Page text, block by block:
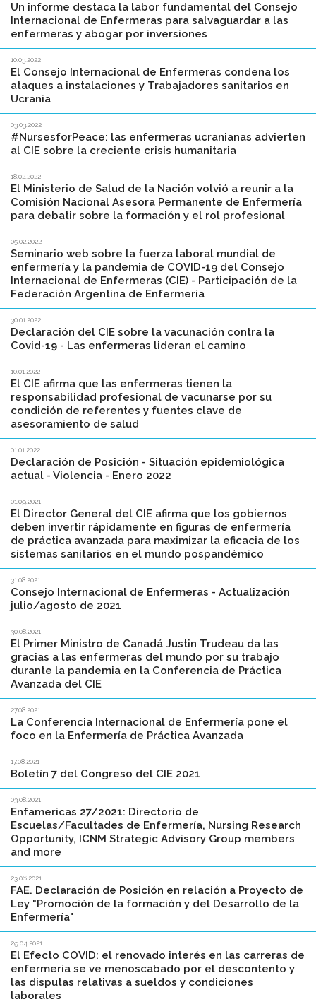
Un informe destaca la labor fundamental del Consejo
Internacional de Enfermeras para salvaguardar a las
enfermeras y abogar por inversiones
10.03.2022
El Consejo Internacional de Enfermeras condena los
ataques a instalaciones y Trabajadores sanitarios en
Ucrania
03.03.2022
#NursesforPeace: las enfermeras ucranianas advierten
al CIE sobre la creciente crisis humanitaria
18.02.2022
El Ministerio de Salud de la Nación volvió a reunir a la
Comisión Nacional Asesora Permanente de Enfermería
para debatir sobre la formación y el rol profesional
05.02.2022
Seminario web sobre la fuerza laboral mundial de
enfermería y la pandemia de COVID-19 del Consejo
Internacional de Enfermeras (CIE) - Participación de la
Federación Argentina de Enfermería
30.01.2022
Declaración del CIE sobre la vacunación contra la
Covid-19 - Las enfermeras lideran el camino
10.01.2022
El CIE afirma que las enfermeras tienen la
responsabilidad profesional de vacunarse por su
condición de referentes y fuentes clave de
asesoramiento de salud
01.01.2022
Declaración de Posición - Situación epidemiológica
actual - Violencia - Enero 2022
01.09.2021
El Director General del CIE afirma que los gobiernos
deben invertir rápidamente en figuras de enfermería
de práctica avanzada para maximizar la eficacia de los
sistemas sanitarios en el mundo pospandémico
31.08.2021
Consejo Internacional de Enfermeras - Actualización
julio/agosto de 2021
30.08.2021
El Primer Ministro de Canadá Justin Trudeau da las
gracias a las enfermeras del mundo por su trabajo
durante la pandemia en la Conferencia de Práctica
Avanzada del CIE
27.08.2021
La Conferencia Internacional de Enfermería pone el
foco en la Enfermería de Práctica Avanzada
17.08.2021
Boletín 7 del Congreso del CIE 2021
03.08.2021
Enfamericas 27/2021: Directorio de
Escuelas/Facultades de Enfermería, Nursing Research
Opportunity, ICNM Strategic Advisory Group members
and more
23.06.2021
FAE. Declaración de Posición en relación a Proyecto de
Ley "Promoción de la formación y del Desarrollo de la
Enfermería"
29.04.2021
El Efecto COVID: el renovado interés en las carreras de
enfermería se ve menoscabado por el descontento y
las disputas relativas a sueldos y condiciones
laborales